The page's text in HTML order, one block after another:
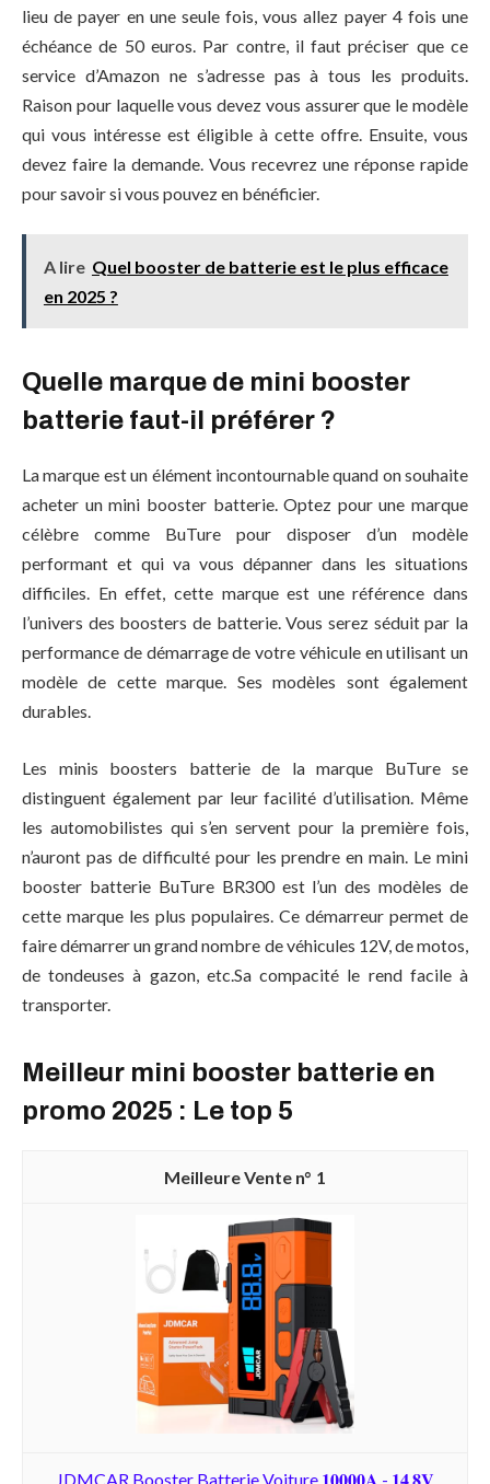
lieu de payer en une seule fois, vous allez payer 4 fois une
échéance de 50 euros. Par contre, il faut préciser que ce
service d’Amazon ne s’adresse pas à tous les produits.
Raison pour laquelle vous devez vous assurer que le modèle
qui vous intéresse est éligible à cette offre. Ensuite, vous
devez faire la demande. Vous recevrez une réponse rapide
pour savoir si vous pouvez en bénéficier.
A lire Quel booster de batterie est le plus efficace
en 2025 ?
Quelle marque de mini booster
batterie faut-il préférer ?
La marque est un élément incontournable quand on souhaite
acheter un mini booster batterie. Optez pour une marque
célèbre comme BuTure pour disposer d’un modèle
performant et qui va vous dépanner dans les situations
difficiles. En effet, cette marque est une référence dans
l’univers des boosters de batterie. Vous serez séduit par la
performance de démarrage de votre véhicule en utilisant un
modèle de cette marque. Ses modèles sont également
durables.
Les minis boosters batterie de la marque BuTure se
distinguent également par leur facilité d’utilisation. Même
les automobilistes qui s’en servent pour la première fois,
n’auront pas de difficulté pour les prendre en main. Le mini
booster batterie BuTure BR300 est l’un des modèles de
cette marque les plus populaires. Ce démarreur permet de
faire démarrer un grand nombre de véhicules 12V, de motos,
de tondeuses à gazon, etc.Sa compacité le rend facile à
transporter.
Meilleur mini booster batterie en
promo 2025 : Le top 5
1
JDMCAR Booster Batterie Voiture 𝟏𝟎𝟎𝟎𝟎𝐀 - 𝟏𝟒.𝟖𝐕